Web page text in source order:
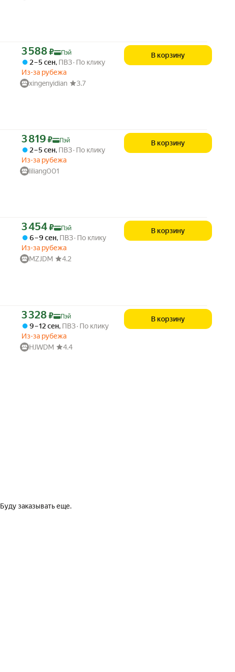
Цена с картой Яндекс Пэй 3588 ₽ вместо
3 588 ₽ Пэй
2 – 5 сен, ПВЗ По клику
Из-за рубежа
xingenyidian
3.7
В корзину
Цена с картой Яндекс Пэй 3819 ₽ вместо
3 819₽ Пэй
2 – 5 сен, ПВЗ По клику
Из-за рубежа
liliang001
В корзину
Цена с картой Яндекс Пэй 3454 ₽ вместо
3 454 ₽ Пэй
6 – 9 сен, ПВЗ По клику
Из-за рубежа
MZJDM
4.2
В корзину
Цена с картой Яндекс Пэй 3328 ₽ вместо
3 328 ₽ Пэй
9 – 12 сен, ПВЗ По клику
Из-за рубежа
HJWDM
4.4
В корзину
Очень удобный и красивые короба. Молния не дает проникать пыли. Буду заказывать еще.